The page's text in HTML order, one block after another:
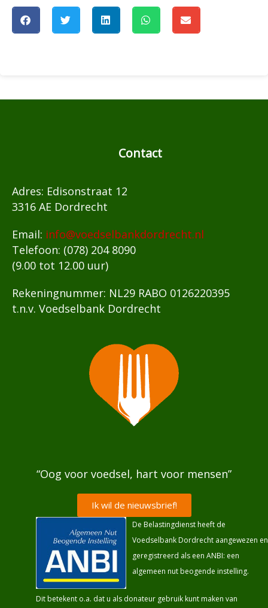
Contact
Adres: Edisonstraat 12
3316 AE Dordrecht
Email: info@voedselbankdordrecht.nl
Telefoon: (078) 204 8090
(9.00 tot 12.00 uur)
Rekeningnummer: NL29 RABO 0126220395
t.n.v. Voedselbank Dordrecht
“Oog voor voedsel, hart voor mensen”
Ik wil de nieuwsbrief!
De Belastingdienst heeft de
Voedselbank Dordrecht aangewezen en
geregistreerd als een ANBI: een
algemeen nut beogende instelling.
Dit betekent o.a. dat u als donateur gebruik kunt maken van